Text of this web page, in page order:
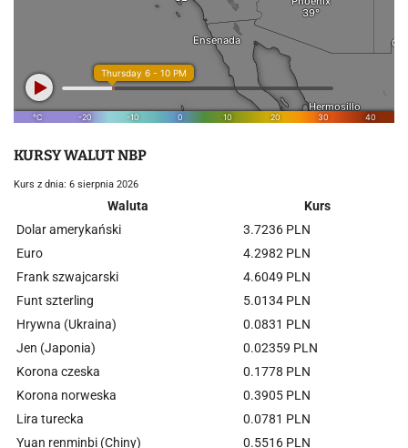
KURSY WALUT NBP
Kurs z dnia: 6 sierpnia 2026
Waluta
Kurs
Dolar amerykański
3.7236 PLN
Euro
4.2982 PLN
Frank szwajcarski
4.6049 PLN
Funt szterling
5.0134 PLN
Hrywna (Ukraina)
0.0831 PLN
Jen (Japonia)
0.02359 PLN
Korona czeska
0.1778 PLN
Korona norweska
0.3905 PLN
Lira turecka
0.0781 PLN
Yuan renminbi (Chiny)
0.5516 PLN